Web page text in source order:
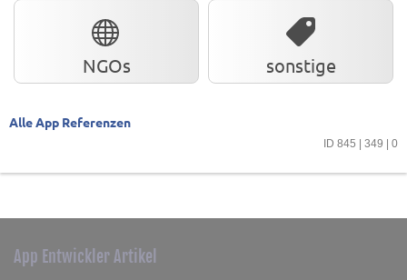
NGOs sonstige
Alle App Referenzen
ID 845 | 349 | 0
App Entwickler Artikel